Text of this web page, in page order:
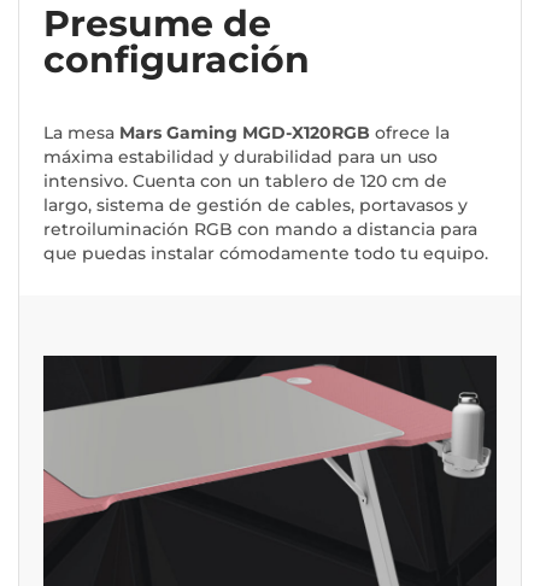
Presume de
configuración
La mesa Mars Gaming MGD-X120RGB ofrece la
máxima estabilidad y durabilidad para un uso
intensivo. Cuenta con un tablero de 120 cm de
largo, sistema de gestión de cables, portavasos y
retroiluminación RGB con mando a distancia para
que puedas instalar cómodamente todo tu equipo.